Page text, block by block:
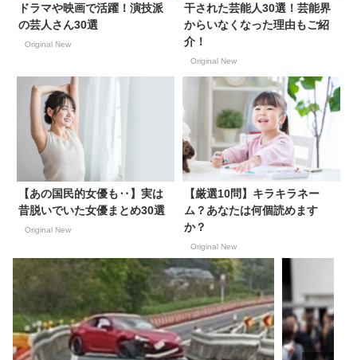
ドラマや映画で活躍！演技派
の芸人さん30選
Original New
干された芸能人30選！芸能界
からいなくなった理由もご紹
介！
Original New
【あの国民的女優も‥】実は
昔脱いでいた女優まとめ30選
Original New
【厳選10問】キラキラネー
ム？あなたは何個読めます
か？
Original New